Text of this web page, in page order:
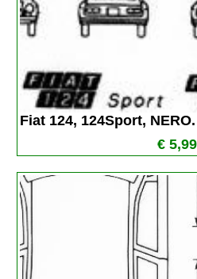
Fiat 124, 124Sport,
€ 5,99